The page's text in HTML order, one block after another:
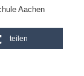
Aachen
teilen